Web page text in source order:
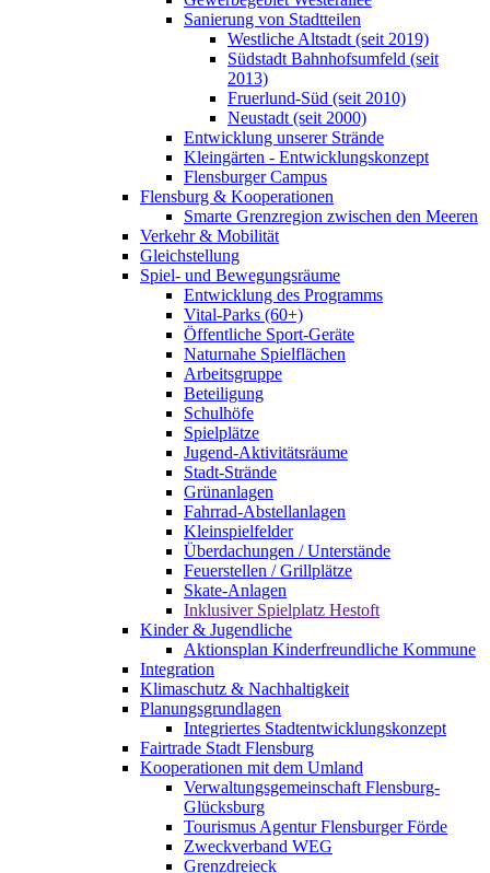
Sanierung von Stadtteilen
Westliche Altstadt (seit 2019)
Südstadt Bahnhofsumfeld (seit
2013)
Fruerlund-Süd (seit 2010)
Neustadt (seit 2000)
Entwicklung unserer Strände
Kleingärten - Entwicklungskonzept
Flensburger Campus
Flensburg & Kooperationen
Smarte Grenzregion zwischen den Meeren
Verkehr & Mobilität
Gleichstellung
Spiel- und Bewegungsräume
Entwicklung des Programms
Vital-Parks (60+)
Öffentliche Sport-Geräte
Naturnahe Spielflächen
Arbeitsgruppe
Beteiligung
Schulhöfe
Spielplätze
Jugend-Aktivitätsräume
Stadt-Strände
Grünanlagen
Fahrrad-Abstellanlagen
Kleinspielfelder
Überdachungen / Unterstände
Feuerstellen / Grillplätze
Skate-Anlagen
Inklusiver Spielplatz Hestoft
Kinder & Jugendliche
Aktionsplan Kinderfreundliche Kommune
Integration
Klimaschutz & Nachhaltigkeit
Planungsgrundlagen
Integriertes Stadtentwicklungskonzept
Fairtrade Stadt Flensburg
Kooperationen mit dem Umland
Verwaltungsgemeinschaft Flensburg-
Glücksburg
Tourismus Agentur Flensburger Förde
Zweckverband WEG
Grenzdreieck